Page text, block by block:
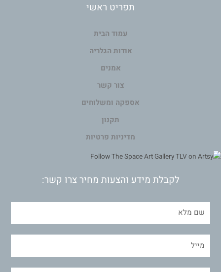
תפריט ראשי
עמוד הבית
אודות הגלריה
אמנים
צור קשר
אספקה ומשלוחים
תקנון
מדיניות פרטיות
לקבלת מידע והצעות מחיר צרו קשר: